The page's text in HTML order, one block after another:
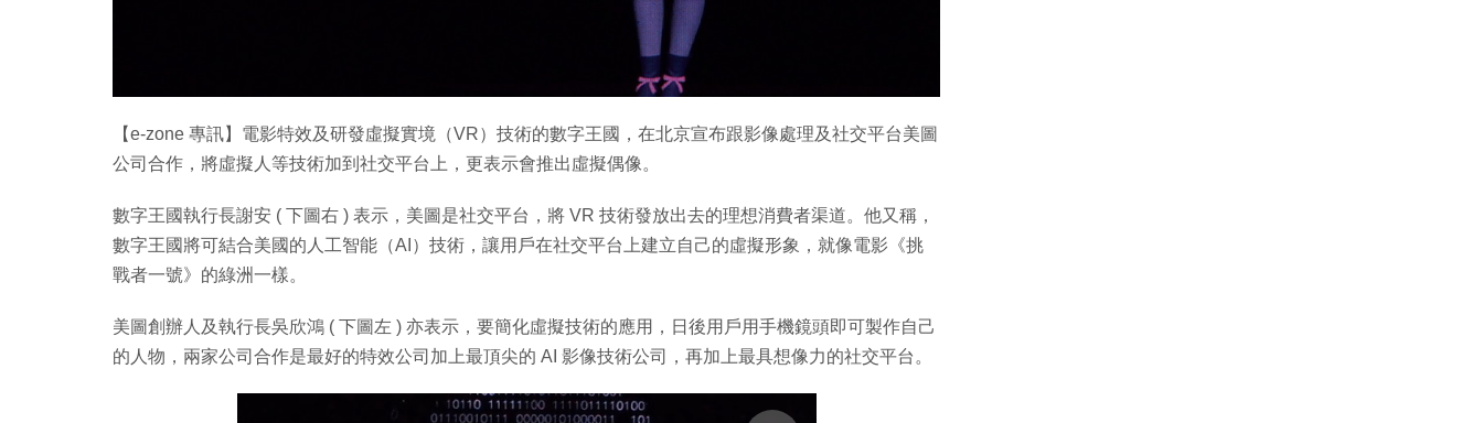
【e-zone 專訊】電影特效及研發虛擬實境（VR）技術的數字王國，在北京宣布跟影像處理及社交平台美圖
公司合作，將虛擬人等技術加到社交平台上，更表示會推出虛擬偶像。
數字王國執行長謝安 ( 下圖右 ) 表示，美圖是社交平台，將 VR 技術發放出去的理想消費者渠道。他又稱，
數字王國將可結合美國的人工智能（AI）技術，讓用戶在社交平台上建立自己的虛擬形象，就像電影《挑
戰者一號》的綠洲一樣。
美圖創辦人及執行長吳欣鴻 ( 下圖左 ) 亦表示，要簡化虛擬技術的應用，日後用戶用手機鏡頭即可製作自己
的人物，兩家公司合作是最好的特效公司加上最頂尖的 AI 影像技術公司，再加上最具想像力的社交平台。